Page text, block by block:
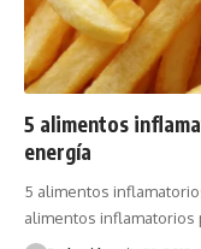
5 alimentos
energía
5 alimentos
alimentos inflamatorios